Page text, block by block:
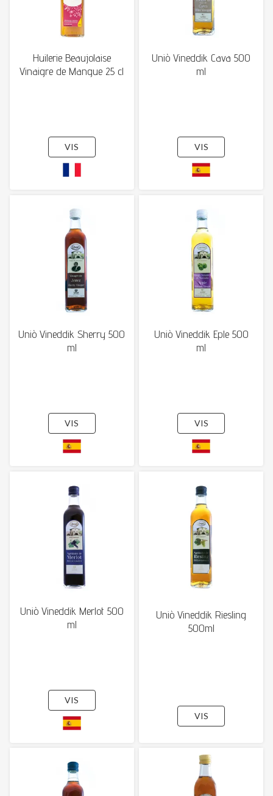
Huilerie Beaujolaise
Vinaigre de Mangue 25 cl
VIS
Uniò Vineddik Cava 500
ml
VIS
Uniò Vineddik Sherry 500
ml
VIS
Uniò Vineddik Eple 500
ml
VIS
Uniò Vineddik Merlot 500
ml
VIS
Uniò Vineddik Riesling
500ml
VIS